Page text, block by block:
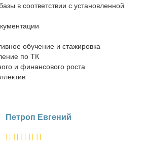
в соответствии с установленной
обучение и стажировка
по ТК
и финансового роста
Пет­роп Ев­ге­ний